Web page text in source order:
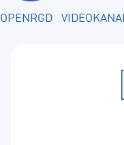
OPENRGD